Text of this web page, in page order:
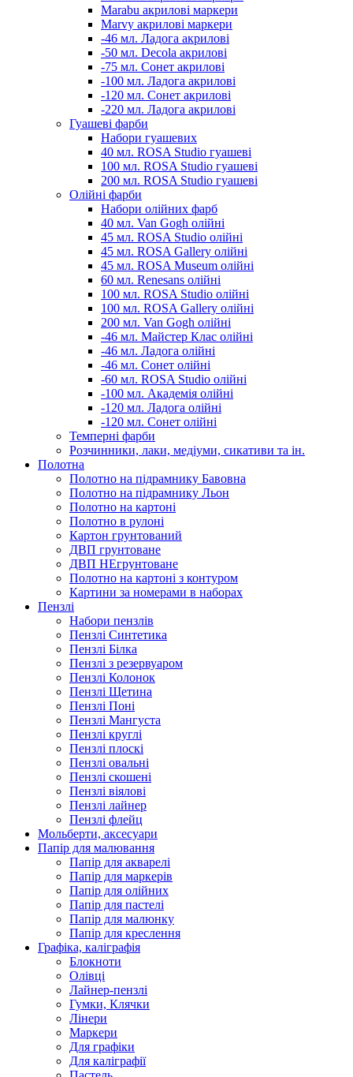
Marabu акрилові маркери
Marvy акрилові маркери
-46 мл. Ладога акрилові
-50 мл. Decola акрилові
-75 мл. Сонет акрилові
-100 мл. Ладога акрилові
-120 мл. Сонет акрилові
-220 мл. Ладога акрилові
Гуашеві фарби
Набори гуашевих
40 мл. ROSA Studio гуашеві
100 мл. ROSA Studio гуашеві
200 мл. ROSA Studio гуашеві
Олійні фарби
Набори олійних фарб
40 мл. Van Gogh олійні
45 мл. ROSA Studio олійні
45 мл. ROSA Gallery олійні
45 мл. ROSA Museum олійні
60 мл. Renesans олійні
100 мл. ROSA Studio олійні
100 мл. ROSA Gallery олійні
200 мл. Van Gogh олійні
-46 мл. Майстер Клас олійні
-46 мл. Ладога олійні
-46 мл. Сонет олійні
-60 мл. ROSA Studio олійні
-100 мл. Академія олійні
-120 мл. Ладога олійні
-120 мл. Сонет олійні
Темперні фарби
Розчинники, лаки, медіуми, сикативи та ін.
Полотна
Полотно на підрамнику Бавовна
Полотно на підрамнику Льон
Полотно на картоні
Полотно в рулоні
Картон грунтований
ДВП грунтоване
ДВП НЕгрунтоване
Полотно на картоні з контуром
Картини за номерами в наборах
Пензлі
Набори пензлів
Пензлі Синтетика
Пензлі Білка
Пензлі з резервуаром
Пензлі Колонок
Пензлі Щетина
Пензлі Поні
Пензлі Мангуста
Пензлі круглі
Пензлі плоскі
Пензлі овальні
Пензлі скошені
Пензлі віялові
Пензлі лайнер
Пензлі флейц
Мольберти, аксесуари
Папір для малювання
Папір для акварелі
Папір для маркерів
Папір для олійних
Папір для пастелі
Папір для малюнку
Папір для креслення
Графіка, каліграфія
Блокноти
Олівці
Лайнер-пензлі
Гумки, Клячки
Лінери
Маркери
Для графіки
Для каліграфії